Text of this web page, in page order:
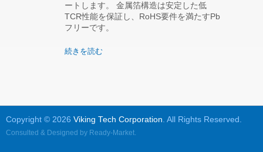
ートします。 金属箔構造は安定した低
TCR性能を保証し、RoHS要件を満たすPb
フリーです。
続きを読む
Copyright © 2026 Viking Tech Corporation. All Rights Reserved.
Consulted & Designed by Ready-Market.